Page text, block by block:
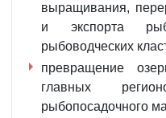
выращивания,
и экспорта
рыбоводческих
превращение
главных
рыбопосадочного